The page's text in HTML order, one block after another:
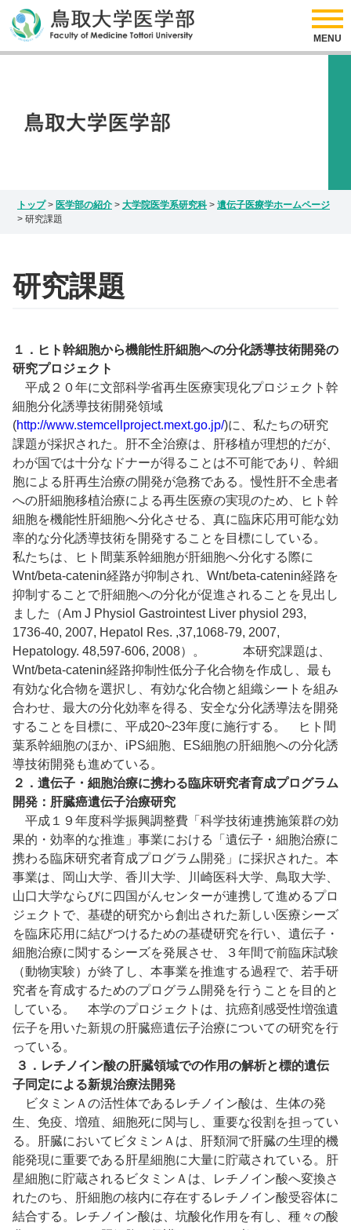
Japanese
トップ > 医学部の紹介 > 大学院医学系研究科 > 遺伝子医療学ホームページ
> 研究課題
研究課題
１．ヒト幹細胞から機能性肝細胞への分化誘導技術開発の
研究プロジェクト
平成２０年に文部科学省再生医療実現化プロジェクト幹
細胞分化誘導技術開発領域
(http://www.stemcellproject.mext.go.jp/)に、私たちの研究
課題が採択された。肝不全治療は、肝移植が理想的だが、
わが国では十分なドナーが得ることは不可能であり、幹細
胞による肝再生治療の開発が急務である。慢性肝不全患者
への肝細胞移植治療による再生医療の実現のため、ヒト幹
細胞を機能性肝細胞へ分化させる、真に臨床応用可能な効
率的な分化誘導技術を開発することを目標にしている。
私たちは、ヒト間葉系幹細胞が肝細胞へ分化する際に
Wnt/beta-catenin経路が抑制され、Wnt/beta-catenin経路を
抑制することで肝細胞への分化が促進されることを見出し
ました（Am J Physiol Gastrointest Liver physiol 293,
1736-40, 2007, Hepatol Res. ,37,1068-79, 2007,
Hepatology. 48,597-606, 2008）。 本研究課題は、
Wnt/beta-catenin経路抑制性低分子化合物を作成し、最も
有効な化合物を選択し、有効な化合物と組織シートを組み
合わせ、最大の分化効率を得る、安全な分化誘導法を開発
することを目標に、平成20~23年度に施行する。 ヒト間
葉系幹細胞のほか、iPS細胞、ES細胞の肝細胞への分化誘
導技術開発も進めている。
２．遺伝子・細胞治療に携わる臨床研究者育成プログラム
開発：肝臓癌遺伝子治療研究
平成１９年度科学振興調整費「科学技術連携施策群の効
果的・効率的な推進」事業における「遺伝子・細胞治療に
携わる臨床研究者育成プログラム開発」に採択された。本
事業は、岡山大学、香川大学、川崎医科大学、鳥取大学、
山口大学ならびに四国がんセンターが連携して進めるプロ
ジェクトで、基礎的研究から創出された新しい医療シーズ
を臨床応用に結びつけるための基礎研究を行い、遺伝子・
細胞治療に関するシーズを発展させ、３年間で前臨床試験
（動物実験）が終了し、本事業を推進する過程で、若手研
究者を育成するためのプログラム開発を行うことを目的と
している。 本学のプロジェクトは、抗癌剤感受性増強遺
伝子を用いた新規の肝臓癌遺伝子治療についての研究を行
っている。
３．レチノイン酸の肝臓領域での作用の解析と標的遺伝
子同定による新規治療法開発
ビタミンＡの活性体であるレチノイン酸は、生体の発
生、免疫、増殖、細胞死に関与し、重要な役割を担ってい
る。肝臓においてビタミンＡは、肝類洞で肝臓の生理的機
能発現に重要である肝星細胞に大量に貯蔵されている。肝
星細胞に貯蔵されるビタミンＡは、レチノイン酸へ変換さ
れたのち、肝細胞の核内に存在するレチノイン酸受容体に
結合する。レチノイン酸は、坑酸化作用を有し、種々の酸